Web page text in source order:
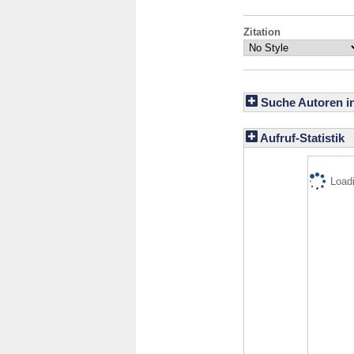
Zitation
Suche Autoren
Aufruf-Statistik